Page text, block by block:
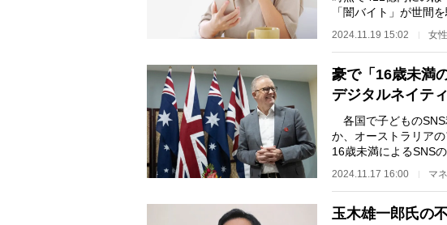
「闇バイト」が世間
の“求人手口”に、新た…
2024.11.19 15:02 女
豪で「16歳未満
デジタルネイテ
各国で子どものSNS
か、オーストラリア
16歳未満によるSNS
た。法案が通れば、
2024.11.17 16:00 マ
玉木雄一郎氏の